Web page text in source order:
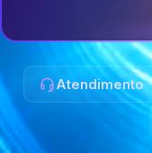
Atendimento